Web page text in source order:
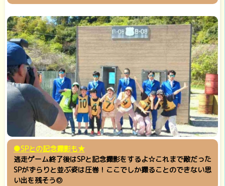
●SPとの記念撮影も★
逃走ゲーム終了後はSPと記念撮影をするよ☆これまで敵だった
SPがずらりと並ぶ姿は圧巻！ここでしか撮ることのできない思
い出を残そう◎